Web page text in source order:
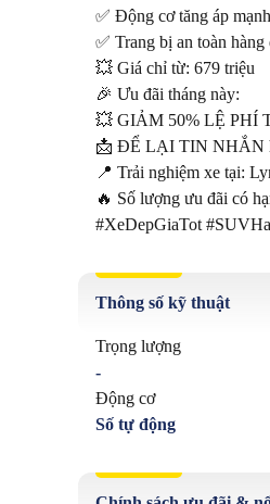
✅ Động cơ tăng áp
✅ Trang bị an toàn
💥 Giá chỉ từ: 679 triệu
🎉 Ưu đãi tháng này:
💥 GIẢM 50% LỆ PHÍ
📩 ĐỂ LẠI TIN NHẮN
📍 Trải nghiệm xe tại:
🔥 Số lượng ưu đãi có
#XeDepGiaTot
Thông số kỹ thuật
Trọng lượng
-
Động cơ
Số tự động